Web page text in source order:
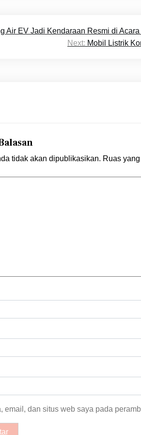
Air EV Jadi Kendaraan Resmi di
Next: Mobil Listrik
tidak akan dipublikasikan. Ruas
email, dan situs web saya pada